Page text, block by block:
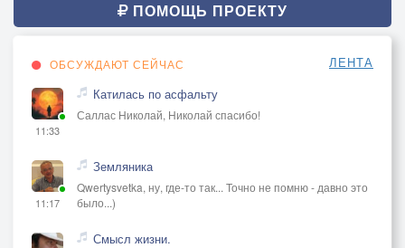
ПОМОЩЬ ПРОЕКТУ
ОБСУЖДАЮТ СЕЙЧАС ЛЕНТА
11:33
Катилась по асфальту
Саллас Николай, Николай спасибо!
11:17
Земляника
Qwertysvetka, ну, где-то так... Точно не помню - давно это
было...)
Смысл жизни.